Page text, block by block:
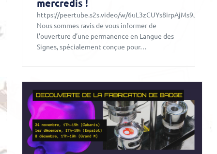
mercredis !
https://peertube.s2s.video/w/6uL3zCUYs8irpAjMs9J9mG
Nous sommes ravis de vous informer de
l’ouverture d’une permanence en Langue des
Signes, spécialement conçue pour…